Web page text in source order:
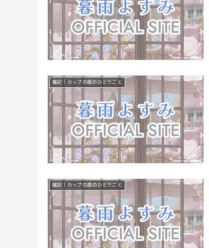
雑記｜カップの底のひとりごと
雑記｜カップの底のひとりごと